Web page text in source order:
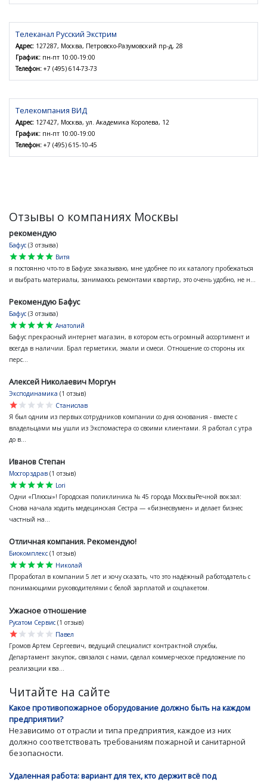
Телеканал Русский Экстрим
Адрес: 127287, Москва, Петровско-Разумовский пр-д, 28
График: пн-пт 10:00-19:00
Телефон: +7 (495) 614-73-73
Телекомпания ВИД
Адрес: 127427, Москва, ул. Академика Королева, 12
График: пн-пт 10:00-19:00
Телефон: +7 (495) 615-10-45
Отзывы о компаниях Москвы
рекомендую
Бафус (3 отзыва)
star
star
star
star
star
Витя
я постоянно что-то в Бафусе заказываю, мне удобнее по их каталогу пробежаться
и выбрать материалы, занимаюсь ремонтами квартир, это очень удобно, не н...
Рекомендую Бафус
Бафус (3 отзыва)
star
star
star
star
star
Анатолий
Бафус прекрасный интернет магазин, в котором есть огромный ассортимент и
всегда в наличии. Брал герметики, эмали и смеси. Отношение со стороны их
перс...
Алексей Николаевич Моргун
Эксподинамика (1 отзыв)
star
star
star
star
star
Станислав
Я был одним из первых сотрудников компании со дня основания - вместе с
владельцами мы ушли из Экспомастера со своими клиентами. Я работал с утра
до в...
Иванов Степан
Мосгорздрав (1 отзыв)
star
star
star
star
star
Lori
Одни «Плюсы»! Городская поликлиника № 45 города МосквыРечной вокзал:
Снова начала ходить медецинская Сестра — «бизнесвумен» и делает бизнес
частный на...
Отличная компания. Рекомендую!
Биокомплекс (1 отзыв)
star
star
star
star
star
Николай
Проработал в компании 5 лет и хочу сказать, что это надёжный работодатель с
понимающими руководителями с белой зарплатой и соцпакетом.
Ужасное отношение
Русатом Сервис (1 отзыв)
star
star
star
star
star
Павел
Громов Артем Сергеевич, ведущий специалист контрактной службы,
Департамент закупок, связался с нами, сделал коммерческое предложение по
реализации ква...
Читайте на сайте
Какое противопожарное оборудование должно быть на каждом
предприятии?
Независимо от отрасли и типа предприятия, каждое из них
должно соответствовать требованиям пожарной и санитарной
безопасности.
Удаленная работа: вариант для тех, кто держит всё под